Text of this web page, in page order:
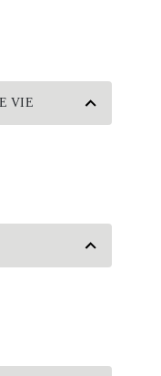
VIE